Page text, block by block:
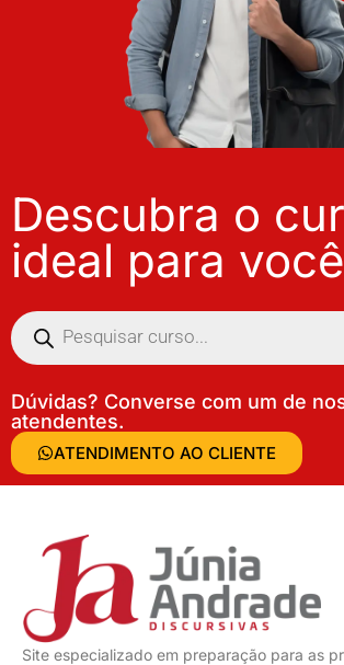
Descubra o
ideal para você
Dúvidas? Converse com um de
atendentes.
ATENDIMENTO AO CLIENTE
Site especializado em preparação para as